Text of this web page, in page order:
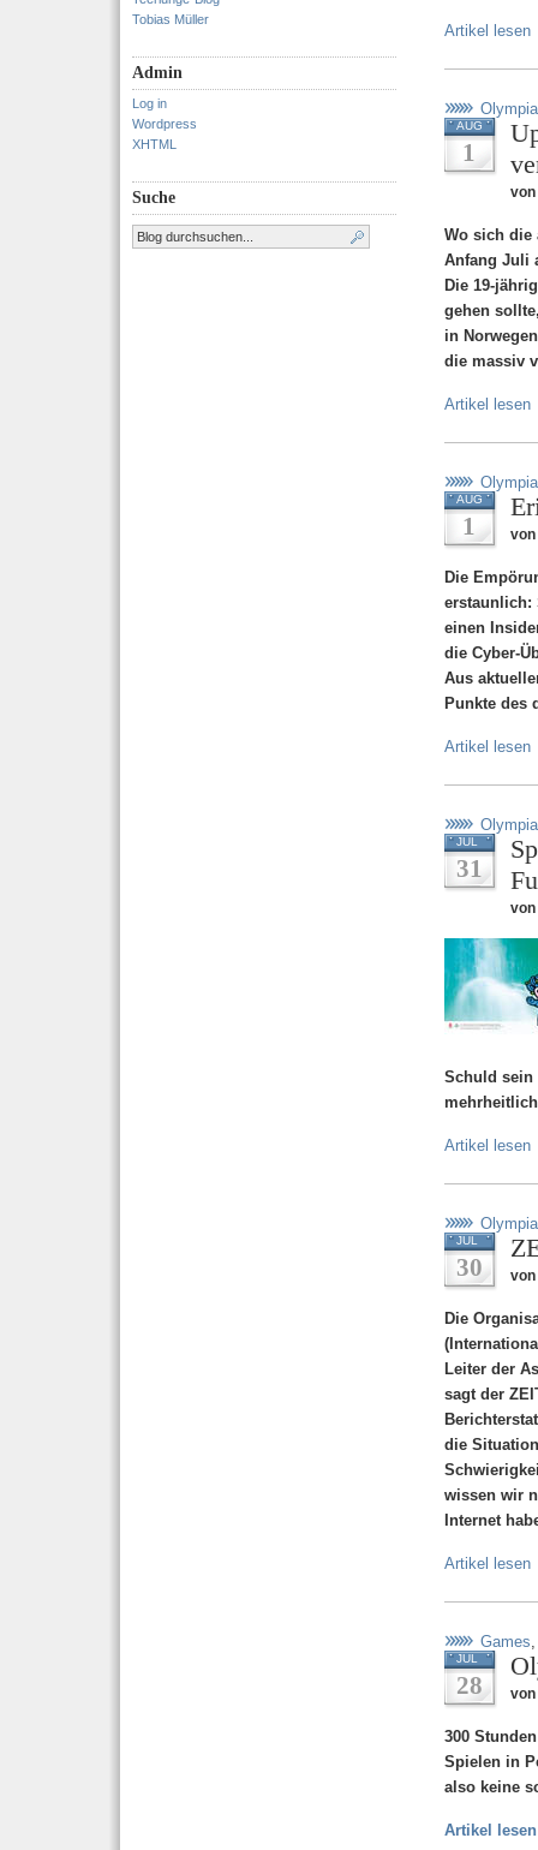
Tobias Müller
Admin
Log in
Wordpress
XHTML
Suche
Artikel lesen
Olympia
AUG
1
von
Wo sich die
Anfang Juli
Die 19-
gehen
in
die massiv
Artikel lesen
Olympia
AUG
1 von
Die
erstaunlich:
einen
die Cyber-
Aus
Punkte des
Artikel lesen
Olympia
JUL
31
von
Schuld sein
Artikel lesen
Olympia
JUL
30 von
Die
Leiter der
sagt der
die
wissen wir
Internet
Artikel lesen
Games
JUL
28
300
Spielen in
also keine
Artikel lesen